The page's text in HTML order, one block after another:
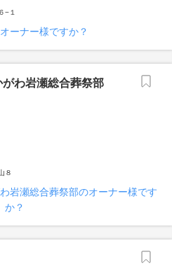
−１
ーナー様ですか？
わ岩瀬総合葬祭部
８
岩瀬総合葬祭部のオーナー様です
か？